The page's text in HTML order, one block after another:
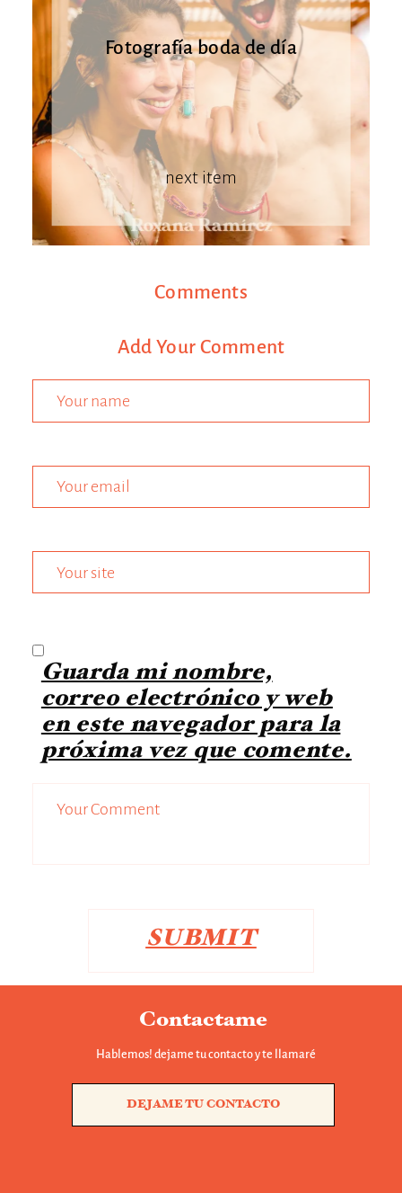
next item
Fotografía boda de día
Comments
Add Your Comment
Guarda mi nombre,
correo electrónico y web
en este navegador para la
próxima vez que comente.
Contactame
Hablemos! dejame tu contacto y te llamaré
DEJAME TU CONTACTO